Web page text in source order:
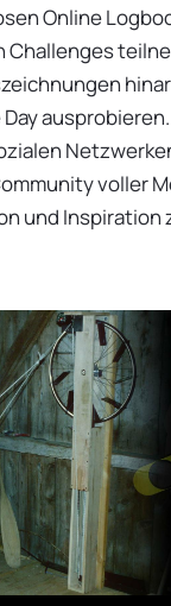
Online
Challenges
voller
und Inspiration